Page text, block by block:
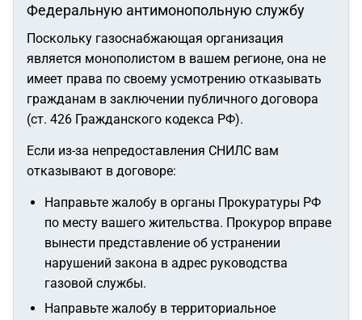
Федеральную антимонопольную службу
Поскольку газоснабжающая организация
является монополистом в вашем регионе, она не
имеет права по своему усмотрению отказывать
гражданам в заключении публичного договора
(ст. 426 Гражданского кодекса РФ).
Если из-за непредоставления СНИЛС вам
отказывают в договоре:
Направьте жалобу в органы Прокуратуры РФ
по месту вашего жительства. Прокурор вправе
вынести представление об устранении
нарушений закона в адрес руководства
газовой службы.
Направьте жалобу в территориальное